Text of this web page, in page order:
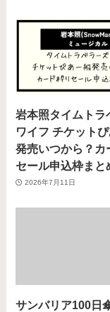
岩本照タイムトラ
ワイフ チケット
発売いつから？カ
セール申込枠まと
2026年7月11日
サンバリア100日